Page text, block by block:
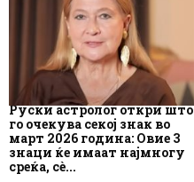
Руски астролог откри што
го очекува секој знак во
март 2026 година: Овие 3
знаци ќе имаат најмногу
среќа, сè...